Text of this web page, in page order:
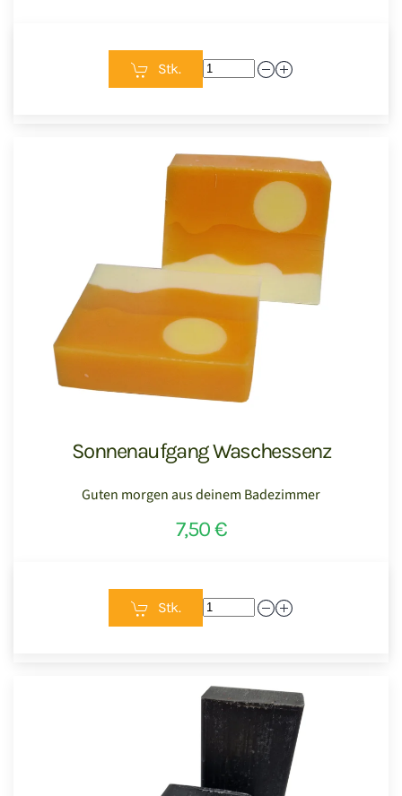
Stk.
Sonnenaufgang Waschessenz
Guten morgen aus deinem Badezimmer
7,50 €
Stk.